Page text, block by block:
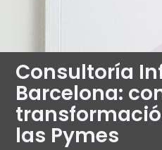
Consultoría
Barcelona:
las Pymes